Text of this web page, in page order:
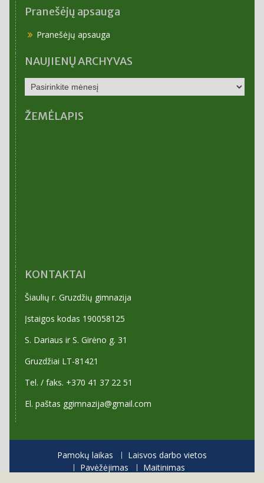
Pranešėjų apsauga
Pranešėjų apsauga
NAUJIENŲ ARCHYVAS
NAUJIENŲ
ARCHYVAS
ŽEMĖLAPIS
KONTAKTAI
Šiaulių r. Gruzdžių gimnazija
Įstaigos kodas 190058125
S. Dariaus ir S. Girėno g. 31
Gruzdžiai LT-81421
Tel. / faks. +370 41 37 22 51
El. paštas ggimnazija@gmail.com
Pamokų laikas
Laisvos darbo vietos
Pavėžėjimas
Maitinimas